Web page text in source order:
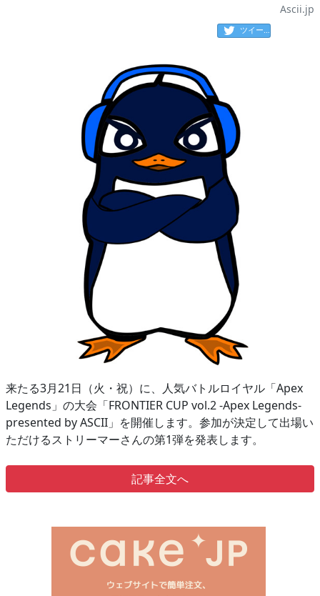
Ascii.jp
ツイート
来たる3月21日（火・祝）に、人気バトルロイヤル「Apex
Legends」の大会「FRONTIER CUP vol.2 -Apex Legends-
presented by ASCII」を開催します。参加が決定して出場い
ただけるストリーマーさんの第1弾を発表します。
記事全文へ